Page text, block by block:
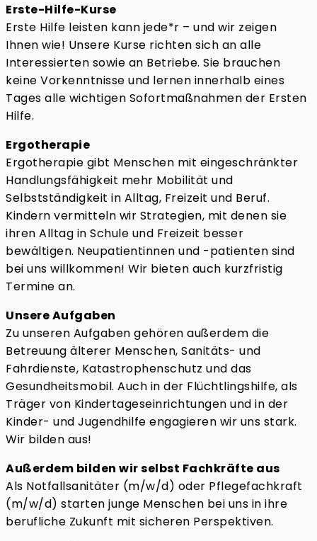
Erste-Hilfe-Kurse
Erste Hilfe leisten kann jede*r – und wir zeigen
Ihnen wie! Unsere Kurse richten sich an alle
Interessierten sowie an Betriebe. Sie brauchen
keine Vorkenntnisse und lernen innerhalb eines
Tages alle wichtigen Sofortmaßnahmen der Ersten
Hilfe.
Ergotherapie
Ergotherapie gibt Menschen mit eingeschränkter
Handlungsfähigkeit mehr Mobilität und
Selbstständigkeit in Alltag, Freizeit und Beruf.
Kindern vermitteln wir Strategien, mit denen sie
ihren Alltag in Schule und Freizeit besser
bewältigen. Neupatientinnen und -patienten sind
bei uns willkommen! Wir bieten auch kurzfristig
Termine an.
Unsere Aufgaben
Zu unseren Aufgaben gehören außerdem die
Betreuung älterer Menschen, Sanitäts- und
Fahrdienste, Katastrophenschutz und das
Gesundheitsmobil. Auch in der Flüchtlingshilfe, als
Träger von Kindertageseinrichtungen und in der
Kinder- und Jugendhilfe engagieren wir uns stark.
Wir bilden aus!
Außerdem bilden wir selbst Fachkräfte aus
Als Notfallsanitäter (m/w/d) oder Pflegefachkraft
(m/w/d) starten junge Menschen bei uns in ihre
berufliche Zukunft mit sicheren Perspektiven.